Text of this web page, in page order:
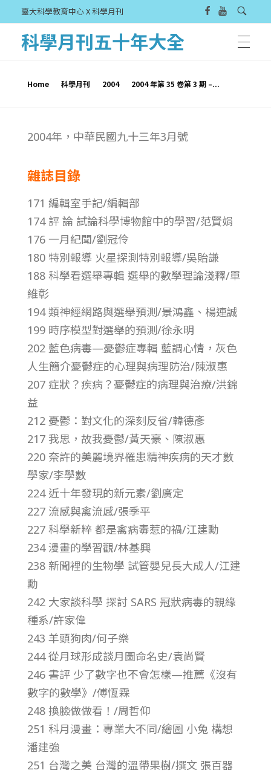
臺大科學教育中心 X 科學月刊
科學月刊五十年大全
Home 科學月刊 2004 2004 年第 35 卷第 3 期 –...
2
0
4
年
第
3
5
卷
第
3
期
–
總
號
第
4
1
1
期
2004年，中華民國九十三年3月號
雜誌目錄
171 編輯室手記/編輯部
174 評 論 試論科學博物館中的學習/范賢娟
176 一月紀聞/劉冠伶
180 特別報導 火星探測特別報導/吳貽謙
188 科學看選舉專輯 選舉的數學理論淺釋/單
維彰
194 類神經網路與選舉預測/景鴻鑫、楊連誠
199 時序模型對選舉的預測/徐永明
202 藍色病毒—憂鬱症專輯 藍調心情，灰色
人生簡介憂鬱症的心理與病理防治/陳淑惠
207 症狀？疾病？憂鬱症的病理與治療/洪錦
益
212 憂鬱：對文化的深刻反省/韓德彥
217 我思，故我憂鬱/黃天豪、陳淑惠
220 奈許的美麗境界罹患精神疾病的天才數
學家/李學數
224 近十年發現的新元素/劉廣定
227 流感與禽流感/張季平
227 科學新粹 都是禽病毒惹的禍/江建勳
234 漫畫的學習觀/林基興
238 新聞裡的生物學 試管嬰兒長大成人/江建
勳
242 大家談科學 探討 SARS 冠狀病毒的親緣
種系/許家偉
243 羊頭狗肉/何子樂
244 從月球形成談月圖命名史/袁尚賢
246 書評 少了數字也不會怎樣—推薦《沒有
數字的數學》/傅恆霖
248 換臉做做看！/周哲仰
251 科月漫畫：專業大不同/繪圖 小兔 構想
潘建強
251 台灣之美 台灣的溫帶果樹/撰文 張百器